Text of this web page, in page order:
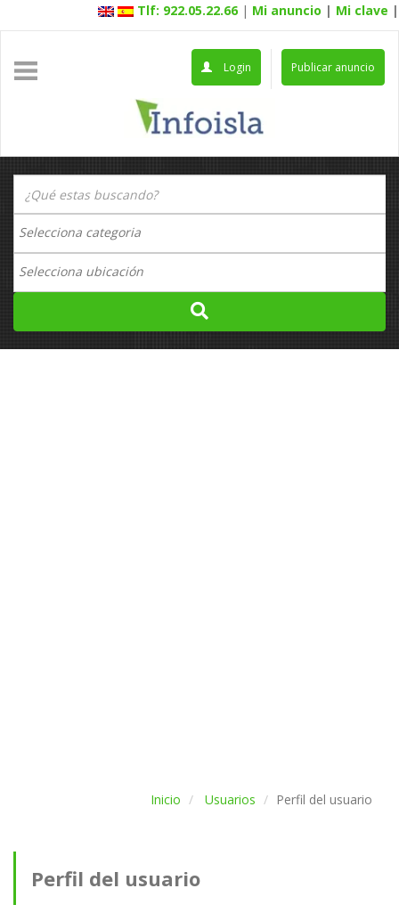
Tlf: 922.05.22.66 | Mi anuncio | Mi clave |
Publicar anuncio
Login
Inicio Usuarios Perfil del usuario
Perfil del usuario